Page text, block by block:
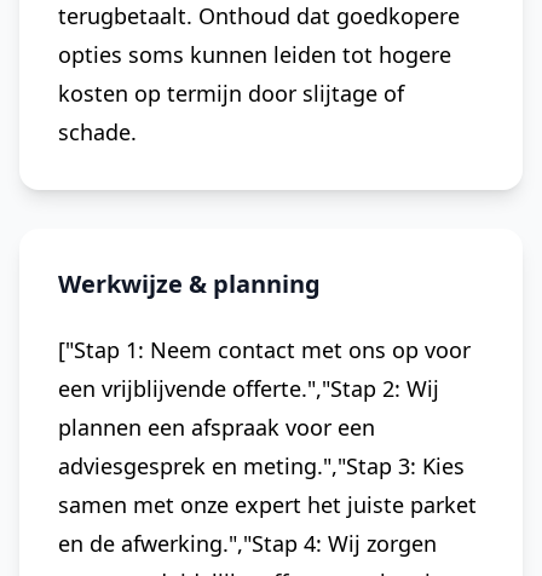
terugbetaalt. Onthoud dat goedkopere
opties soms kunnen leiden tot hogere
kosten op termijn door slijtage of
schade.
Werkwijze & planning
["Stap 1: Neem contact met ons op voor
een vrijblijvende offerte.","Stap 2: Wij
plannen een afspraak voor een
adviesgesprek en meting.","Stap 3: Kies
samen met onze expert het juiste parket
en de afwerking.","Stap 4: Wij zorgen